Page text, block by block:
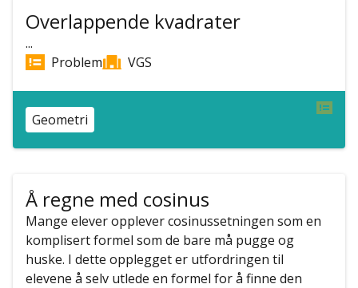
Overlappende kvadrater
...
Problem
VGS
Geometri
Å regne med cosinus
Mange elever opplever cosinussetningen som en
komplisert formel som de bare må pugge og
huske. I dette opplegget er utfordringen til
elevene å selv utlede en formel for å finne den